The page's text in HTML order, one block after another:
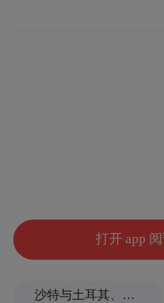
打开 app
沙特与土耳其、巴基斯坦签署重磅军事协议，伊朗泼冷水！